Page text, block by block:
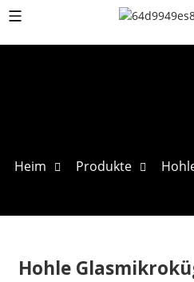
Heim Produkte
Hohle